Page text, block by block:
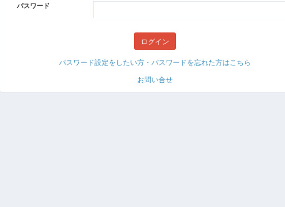
パスワード
パスワード設定をしたい方・パスワードを忘れた方はこちら
お問い合せ